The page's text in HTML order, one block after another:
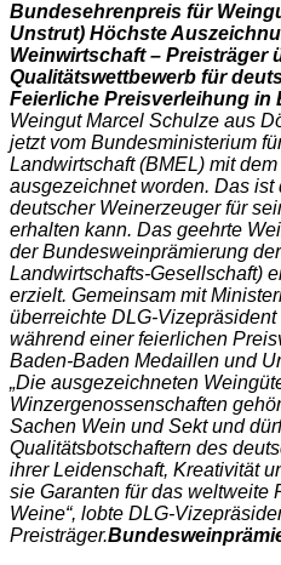
Bundesehrenpreis für
Unstrut) Höchste
Weinwirtschaft – Preisträger
Qualitätswettbewerb für
Feierliche Preisverleihung in
Weingut Marcel Schulze aus
jetzt vom Bundesministerium
Landwirtschaft (BMEL) mit
ausgezeichnet worden. Das
deutscher Weinerzeuger für
erhalten kann. Das geehrte
der Bundesweinprämierung
Landwirtschafts-Gesellschaft)
erzielt. Gemeinsam mit
überreichte DLG-
während einer feierlichen
Baden-Baden Medaillen und
„Die ausgezeichneten
Winzergenossenschaften
Sachen Wein und Sekt und
Qualitätsbotschaftern des
ihrer Leidenschaft, Kreativität
sie Garanten für das weltweite
Weine“, lobte DLG-
Preisträger.